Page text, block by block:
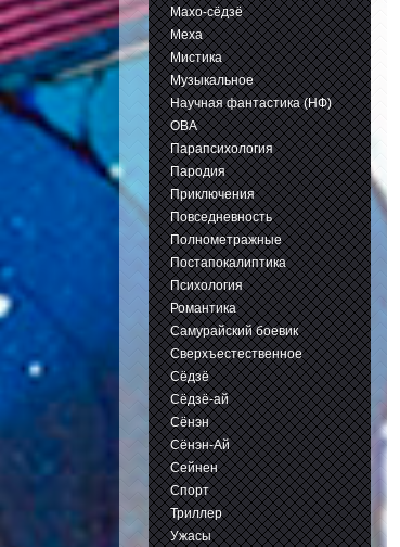
Махо-сёдзё
Меха
Мистика
Музыкальное
Научная фантастика (НФ)
ОВА
Парапсихология
Пародия
Приключения
Повседневность
Полнометражные
Постапокалиптика
Психология
Романтика
Самурайский боевик
Сверхъестественное
Сёдзё
Сёдзё-ай
Сёнэн
Сёнэн-Ай
Сейнен
Спорт
Триллер
Ужасы